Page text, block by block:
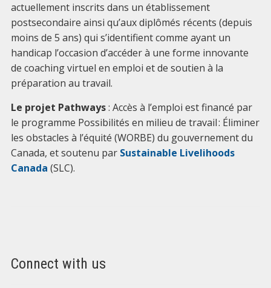
Connect with us
actuellement inscrits dans un établissement
postsecondaire ainsi qu’aux diplômés récents (depuis
moins de 5 ans) qui s’identifient comme ayant un
handicap l’occasion d’accéder à une forme innovante
de coaching virtuel en emploi et de soutien à la
préparation au travail.
Le projet Pathways: Accès à l’emploi est financé par
le programme Possibilités en milieu de travail : Éliminer
les obstacles à l’équité (WORBE) du gouvernement du
Canada, et soutenu par Sustainable Livelihoods
Canada (SLC).